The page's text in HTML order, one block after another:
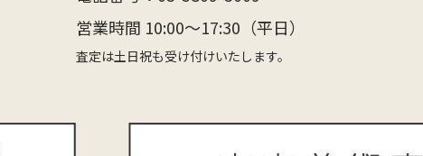
営業時間 10:00〜17:30（平日）
査定は土日祝も受け付けいたします。